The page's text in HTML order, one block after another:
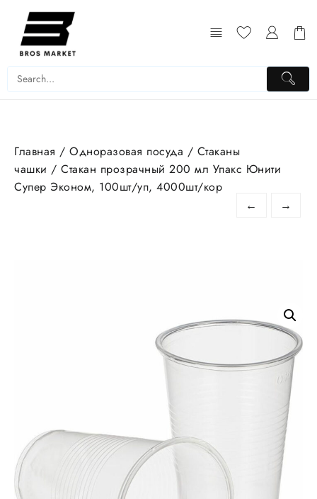
Перейти
содержимому
Главная / Одноразовая посуда / Стаканы
чашки / Стакан прозрачный 200 мл Упакс Юнити
Супер Эконом, 100шт/уп, 4000шт/кор
←
→